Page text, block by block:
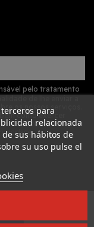
pelo tratamento
os nossos serviços.
como exercer
detalhadas
para
relacionada
sus hábitos de
su uso pulse el